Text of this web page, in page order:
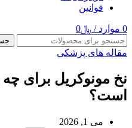
قوانین
0 موارد / ﷼0
مقاله های پزشکی
نخ مونوکریل برای
است؟
می 1, 2026